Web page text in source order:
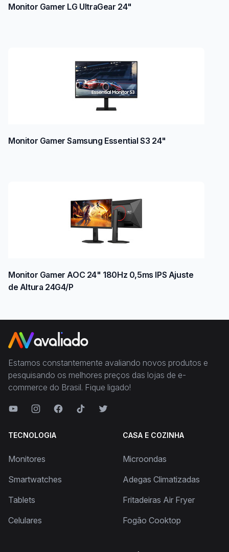
Monitor Gamer LG UltraGear 24"
Monitor Gamer Samsung Essential S3 24"
Monitor Gamer AOC 24" 180Hz 0,5ms IPS Ajuste
de Altura 24G4/P
Estamos constantemente avaliando novos produtos e
pesquisando os melhores preços das lojas de e-
commerce do Brasil. Fique ligado!
TECNOLOGIA
Monitores
Smartwatches
Tablets
Celulares
CASA E COZINHA
Microondas
Adegas Climatizadas
Fritadeiras Air Fryer
Fogão Cooktop